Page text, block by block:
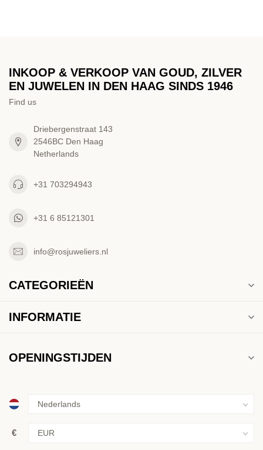
INKOOP & VERKOOP VAN GOUD, ZILVER
EN JUWELEN IN DEN HAAG SINDS 1946
Find us
Driebergenstraat 143
2546BC Den Haag
Netherlands
+31 703294943
+31 6 85121301
info@rosjuweliers.nl
CATEGORIEËN
INFORMATIE
OPENINGSTIJDEN
€